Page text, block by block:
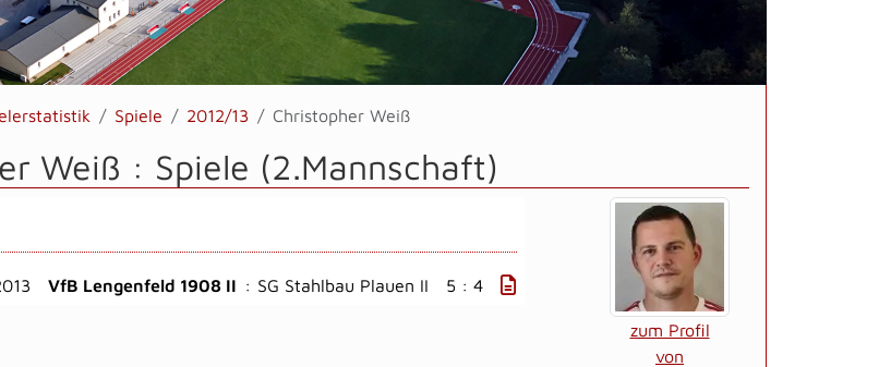
Spiele 2012/13 Christopher Weiß
Weiß : Spiele (2.Mannschaft)
zum Profil
von
VfB Lengenfeld 1908 II : SG Stahlbau Plauen II 5 : 4